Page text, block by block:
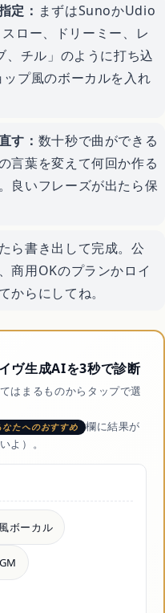
定： まずはSunoかUdio
ロー、ドリーミー、レ
、チル」のように打ち込
プ風のボーカルを入れ
す： 数十秒で曲ができる
言葉を変えて何回か作る
良いフレーズが出たら保
ら書き出して完成。公
商用OKのプランかロイ
からにしてね。
ヴ生成AIを3秒で診断
はまるものからタップで選
なたへのおすすめ
欄に結果が
よ）。
ボーカル